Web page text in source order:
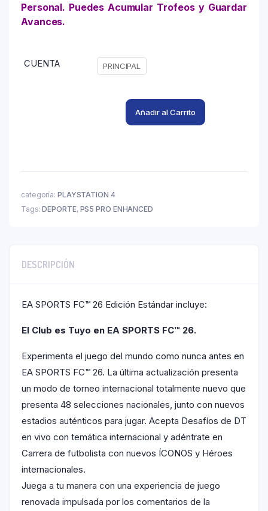
Personal. Puedes Acumular Trofeos y Guardar
Avances.
CUENTA PRINCIPAL
Añadir al Carrito
categoría: PLAYSTATION 4
Tags:DEPORTE, PS5 PRO ENHANCED
DESCRIPCIÓN
EA SPORTS FC™ 26 Edición Estándar incluye:
El Club es Tuyo en EA SPORTS FC™ 26.
Experimenta el juego del mundo como nunca antes en
EA SPORTS FC™ 26. La última actualización presenta
un modo de torneo internacional totalmente nuevo que
presenta 48 selecciones nacionales, junto con nuevos
estadios auténticos para jugar. Acepta Desafíos de DT
en vivo con temática internacional y adéntrate en
Carrera de futbolista con nuevos ÍCONOS y Héroes
internacionales.
Juega a tu manera con una experiencia de juego
renovada impulsada por los comentarios de la